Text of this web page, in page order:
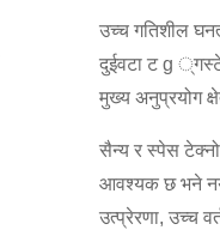
उच्च गतिशील
दुईवटा ट g
मुख्य अनुप्रयोग
सैन्य र स्पेस
आवश्यक छ भने
उत्प्रेरणा, उच्च